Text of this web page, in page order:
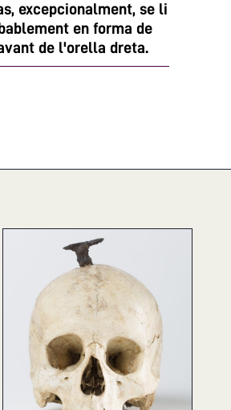
excepcionalment, se li
en forma de
de l'orella dreta.